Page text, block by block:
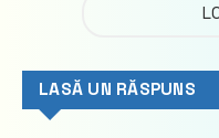
LASĂ UN RĂSPUNS